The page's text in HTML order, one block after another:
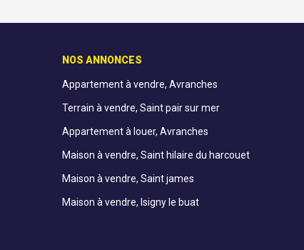
NOS ANNONCES
Appartement à vendre, Avranches
Terrain à vendre, Saint pair sur mer
Appartement à louer, Avranches
Maison à vendre, Saint hilaire du harcouet
Maison à vendre, Saint james
Maison à vendre, Isigny le buat